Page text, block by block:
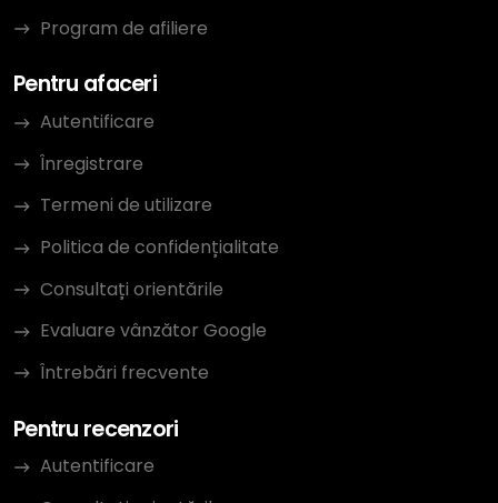
Program de afiliere
Pentru afaceri
Autentificare
Înregistrare
Termeni de utilizare
Politica de confidențialitate
Consultați orientările
Evaluare vânzător Google
Întrebări frecvente
Pentru recenzori
Autentificare